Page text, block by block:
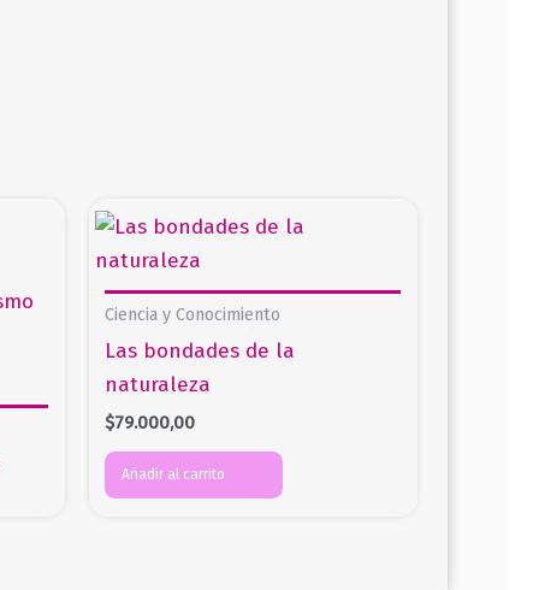
Ciencia y Conocimiento
Las bondades de la
naturaleza
$79.000,00
Añadir al carrito